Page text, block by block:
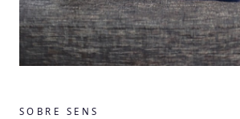
SOBRE SENS